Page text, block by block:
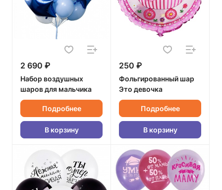
2 690 ₽
Набор воздушных
шаров для мальчика
Подробнее
В корзину
250 ₽
Фольгированный шар
Это девочка
Подробнее
В корзину